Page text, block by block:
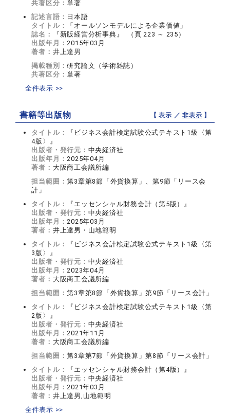
共著区分：単著
記述言語： 日本語
タイトル：
「オールソンモデルによる企業価値」
誌名：
『新版経営分析事典』 （頁 223 ～ 235）
出版年月： 2015年03月
著者： 井上達男
掲載種別：研究論文（学術雑誌）
共著区分：単著
全件表示 >>
書籍等出版物 【 表示 ／非表示 】
タイトル：
『ビジネス会計検定試験公式テキスト1級〈第
4版〉』
出版者・発行元： 中央経済社
出版年月： 2025年04月
著者： 大阪商工会議所編
担当範囲：第3章第8節「外貨換算」、第9節「リース会
計」
タイトル：
『エッセンシャル財務会計（第5版）』
出版者・発行元： 中央経済社
出版年月： 2025年03月
著者： 井上達男・山地範明
タイトル：
『ビジネス会計検定試験公式テキスト1級〈第
3版〉』
出版者・発行元： 中央経済社
出版年月： 2023年04月
著者： 大阪商工会議所編
担当範囲：第3章第8節「外貨換算」第9節「リース会計」
タイトル：
『ビジネス会計検定試験公式テキスト1級〈第
2版〉』
出版者・発行元： 中央経済社
出版年月： 2021年11月
著者： 大阪商工会議所編
担当範囲：第3章第7節「外貨換算」第8節「リース会計」
タイトル：
『エッセンシャル財務会計（第4版）』
出版者・発行元： 中央経済社
出版年月： 2021年03月
著者： 井上達男,山地範明
全件表示 >>